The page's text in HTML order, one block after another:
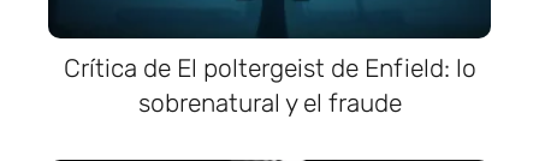
Crítica de El poltergeist de Enfield: lo
sobrenatural y el fraude